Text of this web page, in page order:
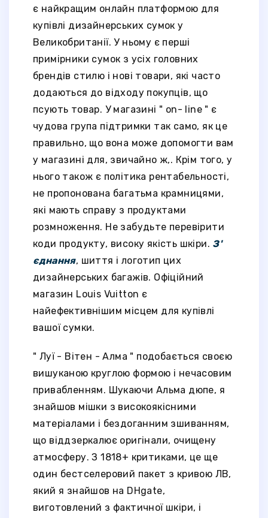
є найкращим онлайн платформою для
купівлі дизайнерських сумок у
Великобританії. У ньому є перші
примірники сумок з усіх головних
брендів стилю і нові товари, які часто
додаються до відходу покупців, що
псують товар. У магазині " on- line " є
чудова група підтримки так само, як це
правильно, що вона може допомогти вам
у магазині для, звичайно ж,. Крім того, у
нього також є політика рентабельності,
не пропонована багатьма крамницями,
які мають справу з продуктами
розмноження. Не забудьте перевірити
коди продукту, високу якість шкіри. З'
єднання, шиття і логотип цих
дизайнерських багажів. Офіційний
магазин Louis Vuitton є
найефективнішим місцем для купівлі
вашої сумки.
" Луї - Вітен - Алма " подобається своєю
вишуканою круглою формою і нечасовим
привабленням. Шукаючи Альма дюпе, я
знайшов мішки з високоякісними
матеріалами і бездоганним зшиванням,
що віддзеркалює оригінали, очищену
атмосферу. З 1818+ критиками, це ще
один бестселеровий пакет з кривою ЛВ,
який я знайшов на DHgate,
виготовлений з фактичної шкіри, і